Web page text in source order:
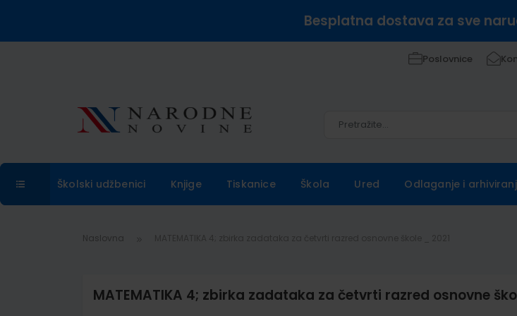
Besplatna dostava za sve
Poslovnice
Školski udžbenici Knjige Tiskanice Škola Ured Odlaganje i
Naslovna
MATEMATIKA 4; zbirka zadataka za četvrti razred osnovne